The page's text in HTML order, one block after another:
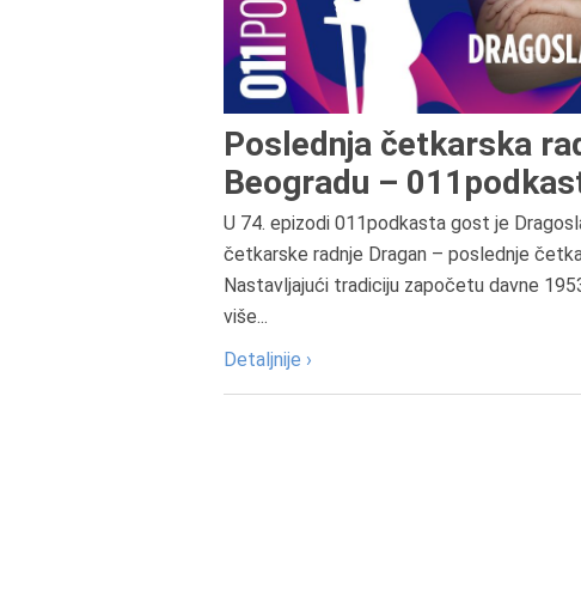
Poslednja četkarska
Beogradu –
U 74. epizodi 011podkasta gost je
četkarske radnje Dragan – poslednje
Nastavljajući tradiciju započetu davne
više...
Detaljnije ›